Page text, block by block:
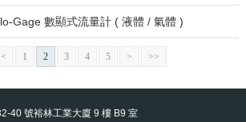
Gage 數顯式流量計 ( 液體 / 氣體 )
< 1 2 3 4 5 > >>
40 號裕林工業大廈 9 樓 B9 室